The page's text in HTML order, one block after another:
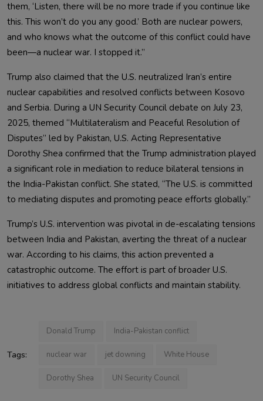
them, ‘Listen, there will be no more trade if you continue like
this. This won’t do you any good.’ Both are nuclear powers,
and who knows what the outcome of this conflict could have
been—a nuclear war. I stopped it.”
Trump also claimed that the U.S. neutralized Iran’s entire
nuclear capabilities and resolved conflicts between Kosovo
and Serbia. During a UN Security Council debate on July 23,
2025, themed “Multilateralism and Peaceful Resolution of
Disputes” led by Pakistan, U.S. Acting Representative
Dorothy Shea confirmed that the Trump administration played
a significant role in mediation to reduce bilateral tensions in
the India-Pakistan conflict. She stated, “The U.S. is committed
to mediating disputes and promoting peace efforts globally.”
Trump’s U.S. intervention was pivotal in de-escalating tensions
between India and Pakistan, averting the threat of a nuclear
war. According to his claims, this action prevented a
catastrophic outcome. The effort is part of broader U.S.
initiatives to address global conflicts and maintain stability.
Tags:
Donald Trump India-Pakistan conflict
nuclear war jet downing White House
Dorothy Shea UN Security Council